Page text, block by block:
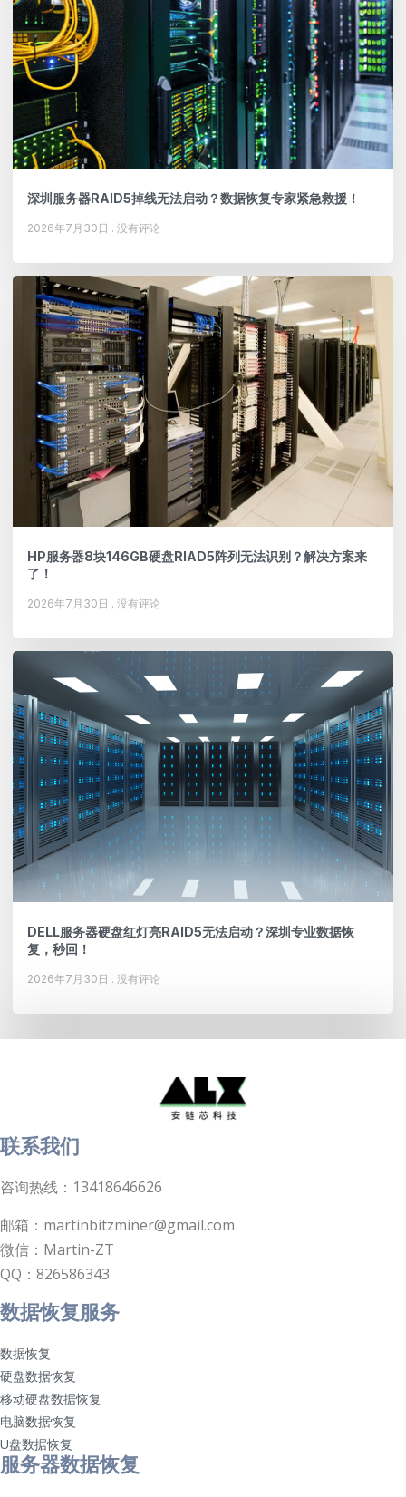
深圳服务器RAID5掉线无法启动？数据恢复专家紧急救援！
2026年7月30日 没有评论
HP服务器8块146GB硬盘RIAD5阵列无法识别？解决方案来
了！
2026年7月30日 没有评论
DELL服务器硬盘红灯亮RAID5无法启动？深圳专业数据恢
复，秒回！
2026年7月30日 没有评论
联系我们
咨询热线：13418646626
邮箱：martinbitzminer@gmail.com
微信：Martin-ZT
QQ：826586343
数据恢复服务
数据恢复
硬盘数据恢复
移动硬盘数据恢复
电脑数据恢复
U盘数据恢复
服务器数据恢复